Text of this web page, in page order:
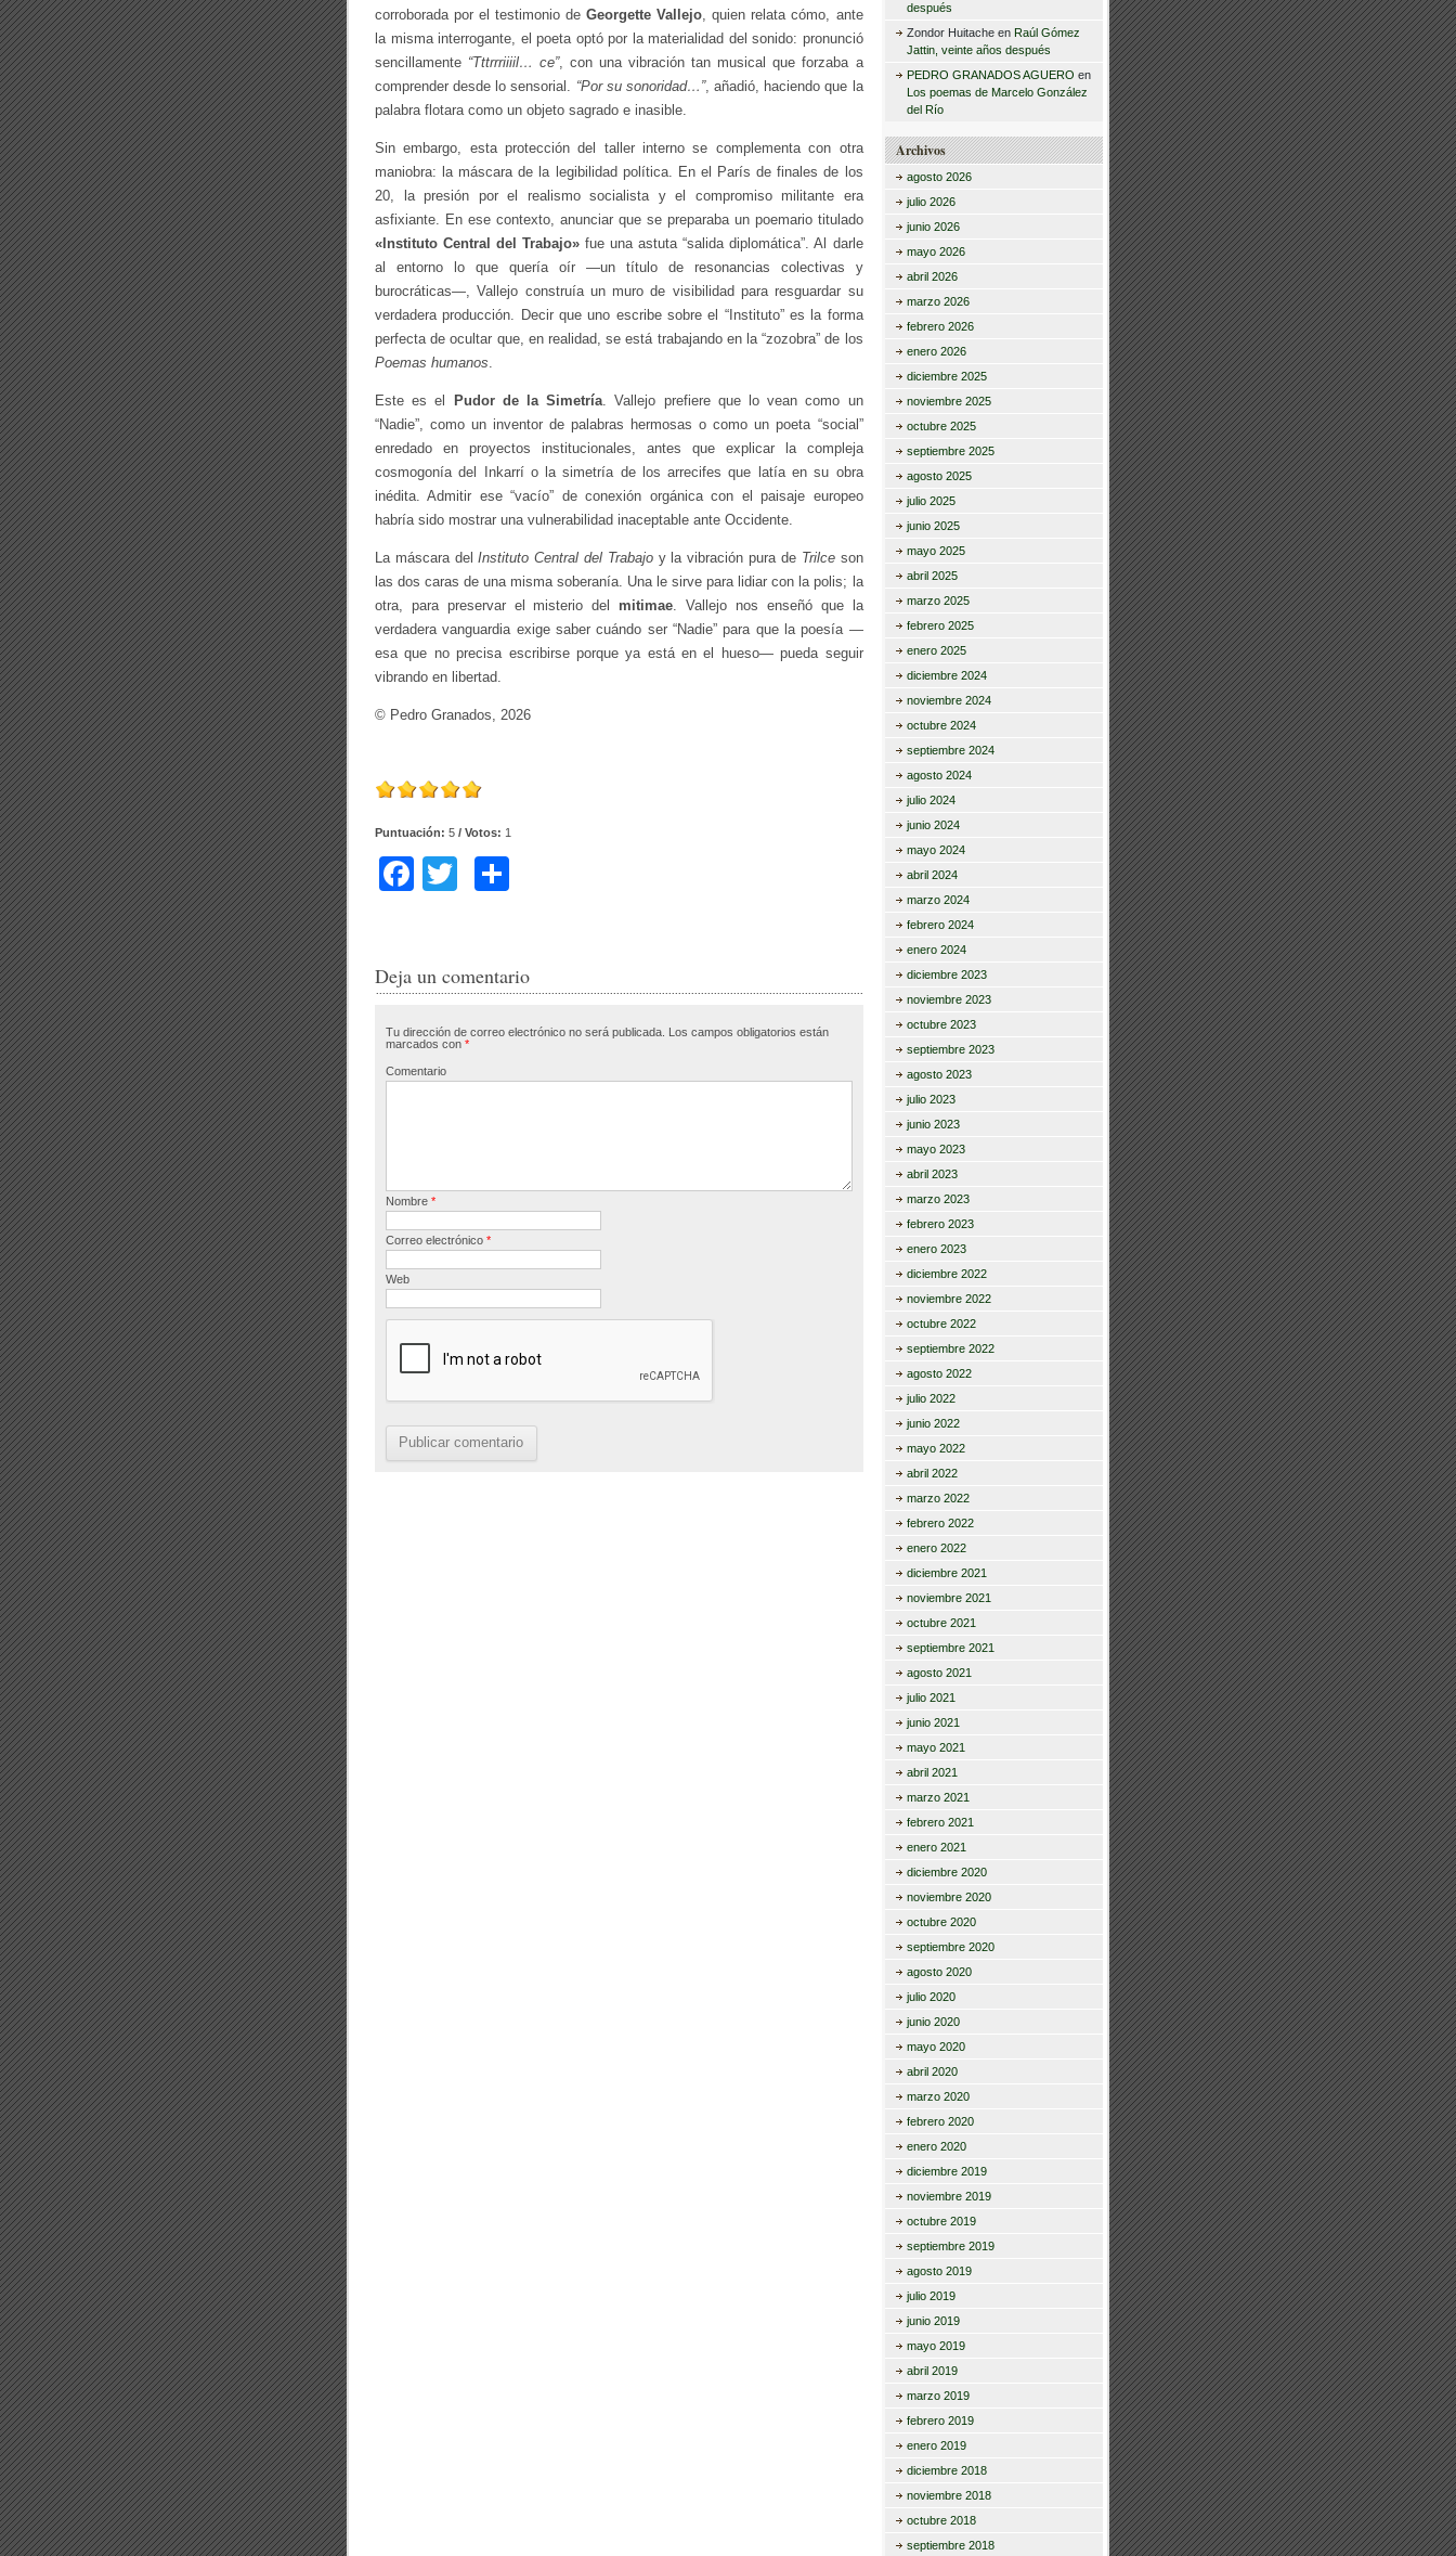
corroborada por el testimonio deGeorgette Vallejo, quien relata cómo, ante
la misma interrogante, el poeta optó por la materialidad del sonido: pronunció
sencillamente “Tttrrriiiil… ce”, con una vibración tan musical que forzaba a
comprender desde lo sensorial. “Por su sonoridad…”, añadió, haciendo que la
palabra flotara como un objeto sagrado e inasible.
Sin embargo, esta protección del taller interno se complementa con otra
maniobra: la máscara de la legibilidad política. En el París de finales de los
20, la presión por el realismo socialista y el compromiso militante era
asfixiante. En ese contexto, anunciar que se preparaba un poemario titulado
«Instituto Central del Trabajo» fue una astuta “salida diplomática”. Al darle
al entorno lo que quería oír —un título de resonancias colectivas y
burocráticas—, Vallejo construía un muro de visibilidad para resguardar su
verdadera producción. Decir que uno escribe sobre el “Instituto” es la forma
perfecta de ocultar que, en realidad, se está trabajando en la “zozobra” de los
Poemas humanos.
Este es el Pudor de la Simetría. Vallejo prefiere que lo vean como un
“Nadie”, como un inventor de palabras hermosas o como un poeta “social”
enredado en proyectos institucionales, antes que explicar la compleja
cosmogonía del Inkarrí o la simetría de los arrecifes que latía en su obra
inédita. Admitir ese “vacío” de conexión orgánica con el paisaje europeo
habría sido mostrar una vulnerabilidad inaceptable ante Occidente.
La máscara delInstituto Central del Trabajoy la vibración pura de Trilceson
las dos caras de una misma soberanía. Una le sirve para lidiar con la polis; la
otra, para preservar el misterio del mitimae. Vallejo nos enseñó que la
verdadera vanguardia exige saber cuándo ser “Nadie” para que la poesía —
esa que no precisa escribirse porque ya está en el hueso— pueda seguir
vibrando en libertad.
© Pedro Granados, 2026
Puntuación: 5 / Votos: 1
F
e
o
o
er p
tir
Deja un comentario
Tu dirección de correo electrónico no será publicada. Los campos obligatorios están
marcados con *
Comentario
Nombre *
Correo electrónico *
Web
después
Zondor Huitacheen Raúl Gómez
Jattin, veinte años después
PEDRO GRANADOS AGUERO en
Los poemas de Marcelo González
del Río
Archivos
agosto 2026
julio 2026
junio 2026
mayo 2026
abril 2026
marzo 2026
febrero 2026
enero 2026
diciembre 2025
noviembre 2025
octubre 2025
septiembre 2025
agosto 2025
julio 2025
junio 2025
mayo 2025
abril 2025
marzo 2025
febrero 2025
enero 2025
diciembre 2024
noviembre 2024
octubre 2024
septiembre 2024
agosto 2024
julio 2024
junio 2024
mayo 2024
abril 2024
marzo 2024
febrero 2024
enero 2024
diciembre 2023
noviembre 2023
octubre 2023
septiembre 2023
agosto 2023
julio 2023
junio 2023
mayo 2023
abril 2023
marzo 2023
febrero 2023
enero 2023
diciembre 2022
noviembre 2022
octubre 2022
septiembre 2022
agosto 2022
julio 2022
junio 2022
mayo 2022
abril 2022
marzo 2022
febrero 2022
enero 2022
diciembre 2021
noviembre 2021
octubre 2021
septiembre 2021
agosto 2021
julio 2021
junio 2021
mayo 2021
abril 2021
marzo 2021
febrero 2021
enero 2021
diciembre 2020
noviembre 2020
octubre 2020
septiembre 2020
agosto 2020
julio 2020
junio 2020
mayo 2020
abril 2020
marzo 2020
febrero 2020
enero 2020
diciembre 2019
noviembre 2019
octubre 2019
septiembre 2019
agosto 2019
julio 2019
junio 2019
mayo 2019
abril 2019
marzo 2019
febrero 2019
enero 2019
diciembre 2018
noviembre 2018
octubre 2018
septiembre 2018